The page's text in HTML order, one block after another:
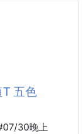
樣設計
五色
30晚上